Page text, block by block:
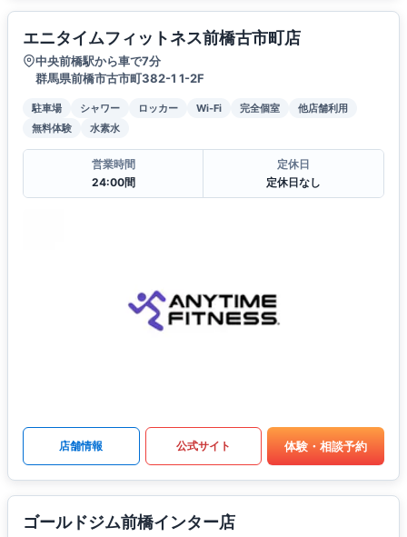
エニタイムフィットネス前橋古市町店
中央前橋駅から車で7分
群馬県前橋市古市町382-1 1-2F
駐車場 シャワー ロッカー Wi-Fi 完全個室
他店舗利用
無料体験
水素水
営業時間
24:00間
定休日
定休日なし
店舗情報 公式サイト 体験・相談予約
ゴールドジム前橋インター店